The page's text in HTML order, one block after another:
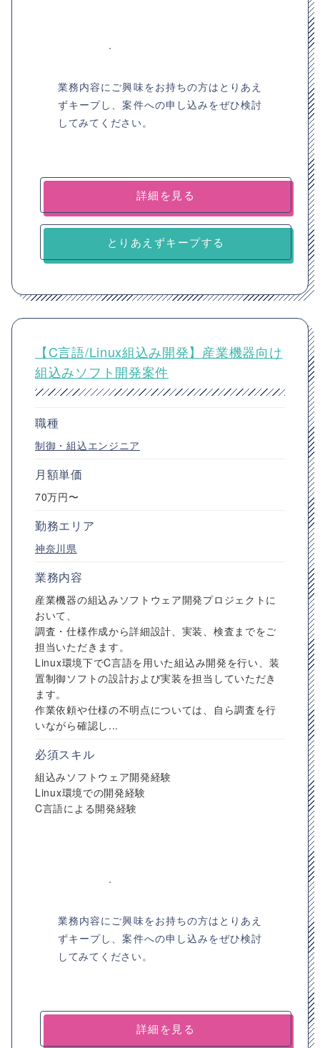
業務内容にご興味をお持ちの方はとりあえ
ずキープし、案件への申し込みをぜひ検討
してみてください。
詳細を見る
とりあえずキープする
【C言語/Linux組込み開発】産業機器向け
組込みソフト開発案件
職種
制御・組込エンジニア
月額単価
70万円〜
勤務エリア
神奈川県
業務内容
産業機器の組込みソフトウェア開発プロジェクトに
おいて、
調査・仕様作成から詳細設計、実装、検査までをご
担当いただきます。
Linux環境下でC言語を用いた組込み開発を行い、装
置制御ソフトの設計および実装を担当していただき
ます。
作業依頼や仕様の不明点については、自ら調査を行
いながら確認し...
必須スキル
組込みソフトウェア開発経験
Linux環境での開発経験
C言語による開発経験
業務内容にご興味をお持ちの方はとりあえ
ずキープし、案件への申し込みをぜひ検討
してみてください。
詳細を見る